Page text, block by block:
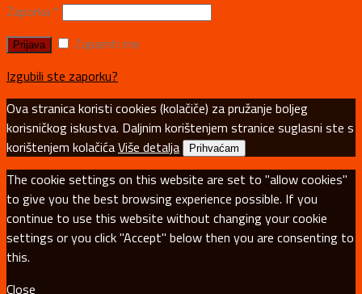
Zaporka *
Zapamti me
Izgubili ste zaporku?
Ova stranica koristi cookies (kolačiče) za pružanje boljeg
korisničkog iskustva. Daljnim korištenjem stranice suglasni ste s
korištenjem kolačićaViše detalja Prihvaćam
The cookie settings on this website are set to "allow cookies"
to give you the best browsing experience possible. If you
continue to use this website without changing your cookie
settings or you click "Accept" below then you are consenting to
this.
Close